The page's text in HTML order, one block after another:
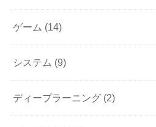
ゲーム (14)
システム (9)
ディープラーニング (2)